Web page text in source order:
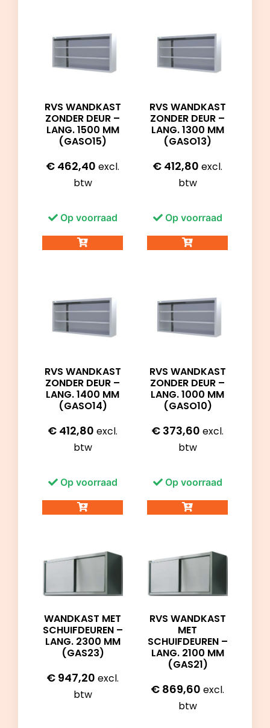
RVS WANDKAST
ZONDER DEUR –
LANG. 1500 MM
(GASO15)
€ 462,40 excl.
btw
Op voorraad
RVS WANDKAST
ZONDER DEUR –
LANG. 1300 MM
(GASO13)
€ 412,80 excl.
btw
Op voorraad
RVS WANDKAST
ZONDER DEUR –
LANG. 1400 MM
(GASO14)
€ 412,80 excl.
btw
Op voorraad
RVS WANDKAST
ZONDER DEUR –
LANG. 1000 MM
(GASO10)
€ 373,60 excl.
btw
Op voorraad
WANDKAST MET
SCHUIFDEUREN –
LANG. 2300 MM
(GAS23)
€ 947,20 excl.
btw
RVS WANDKAST
MET
SCHUIFDEUREN –
LANG. 2100 MM
(GAS21)
€ 869,60 excl.
btw